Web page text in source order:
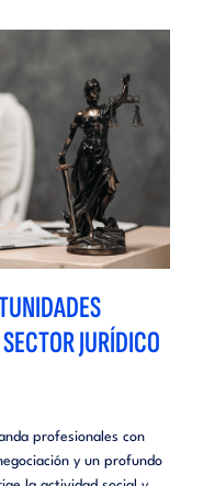
JURÍDICO
profesionales con
y un profundo